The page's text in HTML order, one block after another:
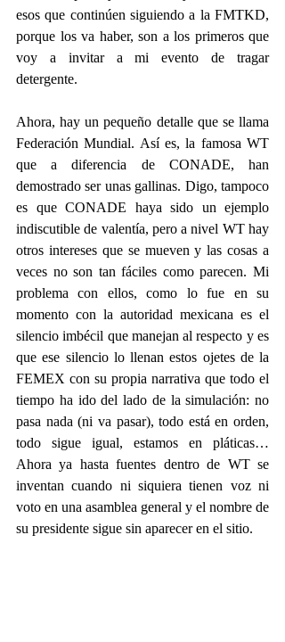
esos que continúen siguiendo a la FMTKD,
porque los va haber, son a los primeros que
voy a invitar a mi evento de tragar
detergente.
Ahora, hay un pequeño detalle que se llama
Federación Mundial. Así es, la famosa WT
que a diferencia de CONADE, han
demostrado ser unas gallinas. Digo, tampoco
es que CONADE haya sido un ejemplo
indiscutible de valentía, pero a nivel WT hay
otros intereses que se mueven y las cosas a
veces no son tan fáciles como parecen. Mi
problema con ellos, como lo fue en su
momento con la autoridad mexicana es el
silencio imbécil que manejan al respecto y es
que ese silencio lo llenan estos ojetes de la
FEMEX con su propia narrativa que todo el
tiempo ha ido del lado de la simulación: no
pasa nada (ni va pasar), todo está en orden,
todo sigue igual, estamos en pláticas…
Ahora ya hasta fuentes dentro de WT se
inventan cuando ni siquiera tienen voz ni
voto en una asamblea general y el nombre de
su presidente sigue sin aparecer en el sitio.